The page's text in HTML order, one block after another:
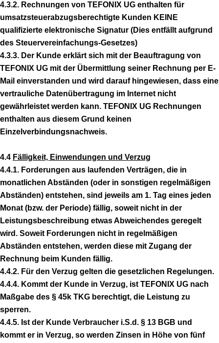
4.3.2. Rechnungen von TEFONIX UG enthalten für
umsatzsteuerabzugsberechtigte Kunden KEINE
qualifizierte elektronische Signatur (Dies entfällt aufgrund
des Steuervereinfachungs-Gesetzes)
4.3.3. Der Kunde erklärt sich mit der Beauftragung von
TEFONIX UG mit der Übermittlung seiner Rechnung per E-
Mail einverstanden und wird darauf hingewiesen, dass eine
vertrauliche Datenübertragung im Internet nicht
gewährleistet werden kann. TEFONIX UG Rechnungen
enthalten aus diesem Grund keinen
Einzelverbindungsnachweis.
4.4 Fälligkeit, Einwendungen und Verzug
4.4.1. Forderungen aus laufenden Verträgen, die in
monatlichen Abständen (oder in sonstigen regelmäßigen
Abständen) entstehen, sind jeweils am 1. Tag eines jeden
Monat (bzw. der Periode) fällig, soweit nicht in der
Leistungsbeschreibung etwas Abweichendes geregelt
wird. Soweit Forderungen nicht in regelmäßigen
Abständen entstehen, werden diese mit Zugang der
Rechnung beim Kunden fällig.
4.4.2. Für den Verzug gelten die gesetzlichen Regelungen.
4.4.4. Kommt der Kunde in Verzug, ist TEFONIX UG nach
Maßgabe des § 45k TKG berechtigt, die Leistung zu
sperren.
4.4.5. Ist der Kunde Verbraucher i.S.d. § 13 BGB und
kommt er in Verzug, so werden Zinsen in Höhe von fünf